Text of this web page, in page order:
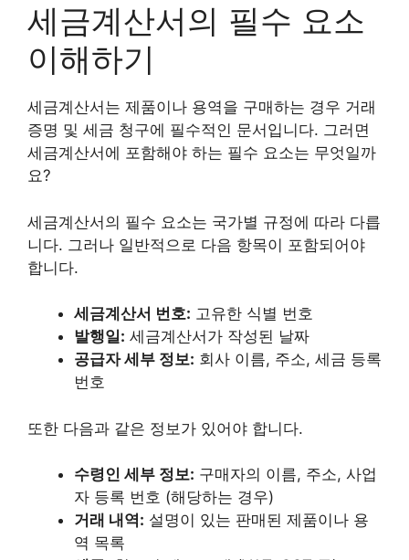
세금계산서의 필수 요소
이해하기
세금계산서는 제품이나 용역을 구매하는 경우 거래
증명 및 세금 청구에 필수적인 문서입니다. 그러면
세금계산서에 포함해야 하는 필수 요소는 무엇일까
요?
세금계산서의 필수 요소는 국가별 규정에 따라 다릅
니다. 그러나 일반적으로 다음 항목이 포함되어야
합니다.
세금계산서 번호: 고유한 식별 번호
발행일: 세금계산서가 작성된 날짜
공급자 세부 정보: 회사 이름, 주소, 세금 등록
번호
또한 다음과 같은 정보가 있어야 합니다.
수령인 세부 정보: 구매자의 이름, 주소, 사업
자 등록 번호 (해당하는 경우)
거래 내역: 설명이 있는 판매된 제품이나 용
역 목록